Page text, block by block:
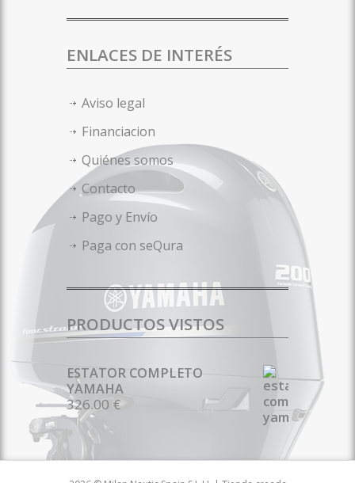
ENLACES DE INTERÉS
Aviso legal
Financiacion
Quiénes somos
Contacto
Pago y Envío
Paga con seQura
PRODUCTOS VISTOS
ESTATOR COMPLETO
YAMAHA
326.00 €